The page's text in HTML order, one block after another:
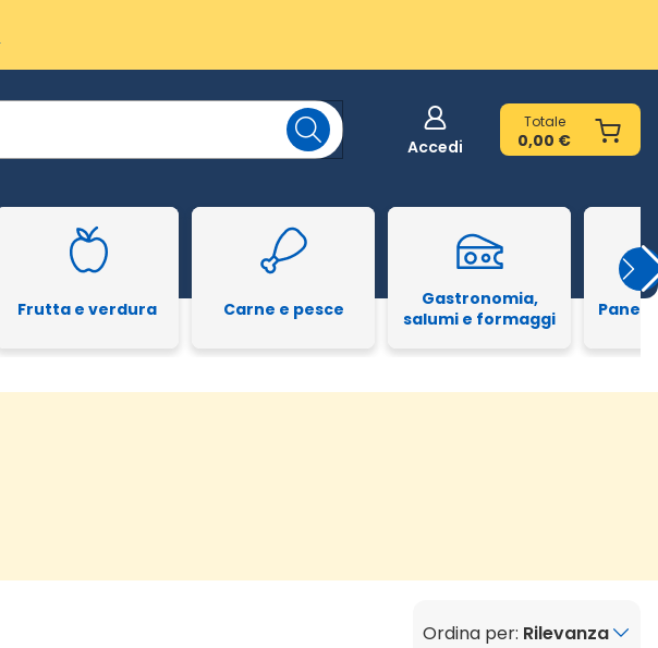
Accedi
Totale
0,00 €
Frutta e verdura Carne e pesce
Gastronomia,
salumi e formaggi
Pane
Ordina per: Rilevanza